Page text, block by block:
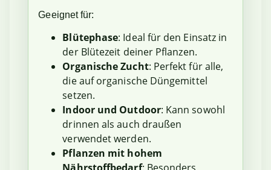
Geeignet für:
Blütephase: Ideal für den Einsatz in
der Blütezeit deiner Pflanzen.
Organische Zucht: Perfekt für alle,
die auf organische Düngemittel
setzen.
Indoor und Outdoor: Kann sowohl
drinnen als auch draußen
verwendet werden.
Pflanzen mit hohem